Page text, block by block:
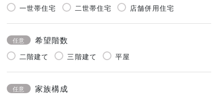
一世帯住宅 二世帯住宅 店舗併用住宅
任意 希望階数
二階建て 三階建て 平屋
任意 家族構成